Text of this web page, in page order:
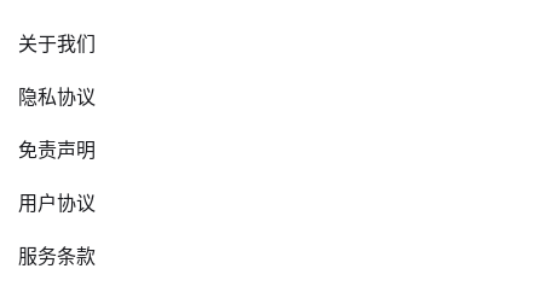
关于我们
隐私协议
免责声明
用户协议
服务条款